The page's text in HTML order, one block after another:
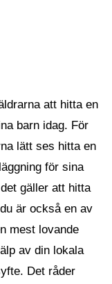
att hitta en
barn idag. För
lätt ses hitta en
för sina
gäller att hitta
är också en av
mest lovande
av din lokala
Det råder